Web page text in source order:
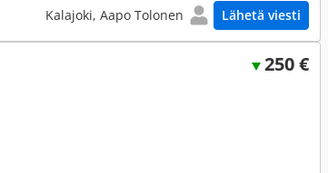
Kalajoki, Aapo Tolonen Lähetä viesti
250 €